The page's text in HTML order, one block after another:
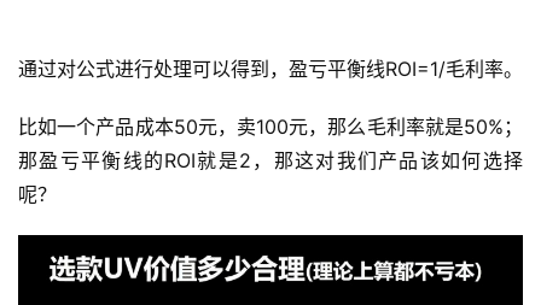
通过对公式进行处理可以得到，盈亏平衡线ROI=1/毛利率。
比如一个产品成本50元，卖100元，那么毛利率就是50%；
那盈亏平衡线的ROI就是2，那这对我们产品该如何选择
呢？